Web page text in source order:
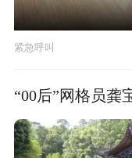
紧急呼叫
“00后”网格员龚